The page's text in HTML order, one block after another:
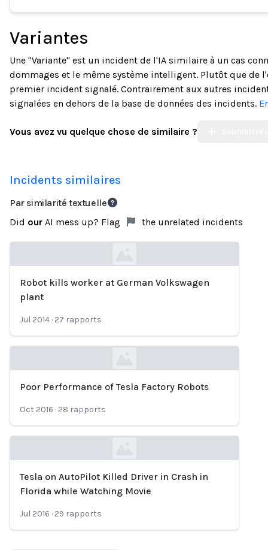
Variantes
Une "Variante" est un incident de l'IA similaire à un cas
dommages et le même système intelligent. Plutôt que de
premier incident signalé. Contrairement aux autres
signalées en dehors de la base de données des incidents.
Vous avez vu quelque chose de similaire ?
Incidents similaires
Par similarité textuelle
Did our AI mess up? Flag the unrelated incidents
Loading...
Robot kills worker at German Volkswagen
plant
Jul 2014 · 27 rapports
Poor Performance of Tesla Factory Robots
Oct 2016 · 28 rapports
Loading...
Tesla on AutoPilot Killed Driver in Crash in
Florida while Watching Movie
Jul 2016 · 29 rapports